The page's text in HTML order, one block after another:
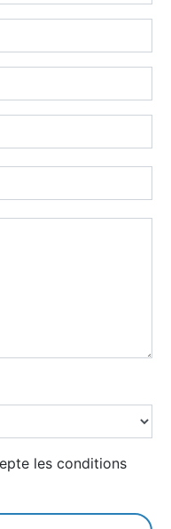
les conditions